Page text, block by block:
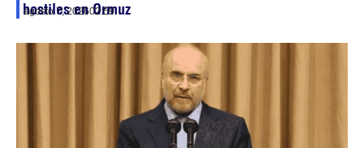
hostiles en Ormuz
agosto 7, 202602:59